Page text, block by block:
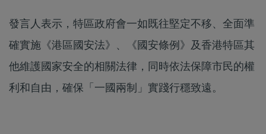
發言人表示，特區政府會一如既往堅定不移、全面準
確實施《港區國安法》、《國安條例》及香港特區其
他維護國家安全的相關法律，同時依法保障市民的權
利和自由，確保「一國兩制」實踐行穩致遠。